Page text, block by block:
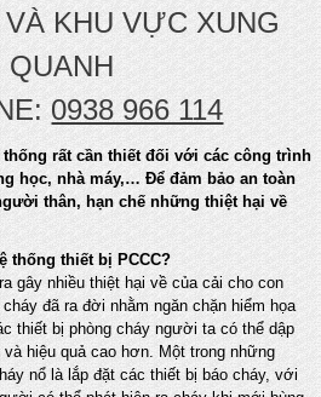
KHU VỰC XUNG
QUANH
0938 966 114
rất cần thiết đối với các công trình
học, nhà máy,… Để đảm bảo an toàn
thân, hạn chế những thiệt hại về
thống thiết bị PCCC?
gây nhiều thiệt hại về của cải cho con
đã ra đời nhằm ngăn chặn hiểm họa
thiết bị phòng cháy người ta có thể dập
hiệu quả cao hơn. Một trong những
nổ là lắp đặt các thiết bị báo cháy, với